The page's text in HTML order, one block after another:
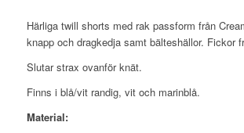
Härliga twill shorts med rak passform från
knapp och dragkedja samt bälteshällor. Fickor
Slutar strax ovanför knät.
Finns i blå/vit randig, vit och marinblå.
Material: